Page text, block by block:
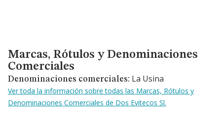
Marcas, Rótulos y Denominaciones Comerciales
Marcas, Rótulos y Denominaciones
Comerciales
Denominaciones comerciales: La Usina
Ver toda la información sobre todas las Marcas, Rótulos y
Denominaciones Comerciales de Dos Evitecos Sl.